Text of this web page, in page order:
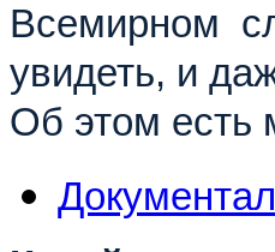
Всемирном
увидеть, и
Об этом есть